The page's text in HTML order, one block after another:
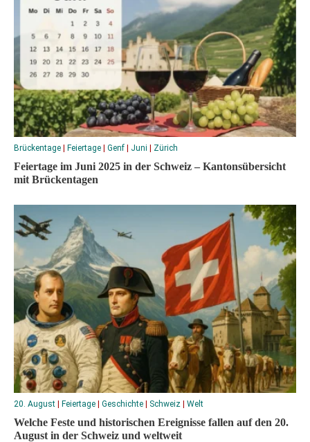
Brückentage Feiertage Genf Juni Zürich
Feiertage im Juni 2025 in der Schweiz – Kantonsübersicht
mit Brückentagen
20. August Feiertage Geschichte Schweiz Welt
Welche Feste und historischen Ereignisse fallen auf den 20.
August in der Schweiz und weltweit